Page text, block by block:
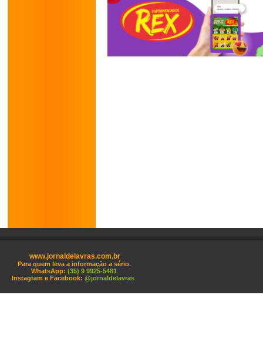
www.jornaldelavras.com.br
Para quem leva a informação a sério.
WhatsApp: (35) 9 9925-5481
Instagram e Facebook: @jornaldelavras